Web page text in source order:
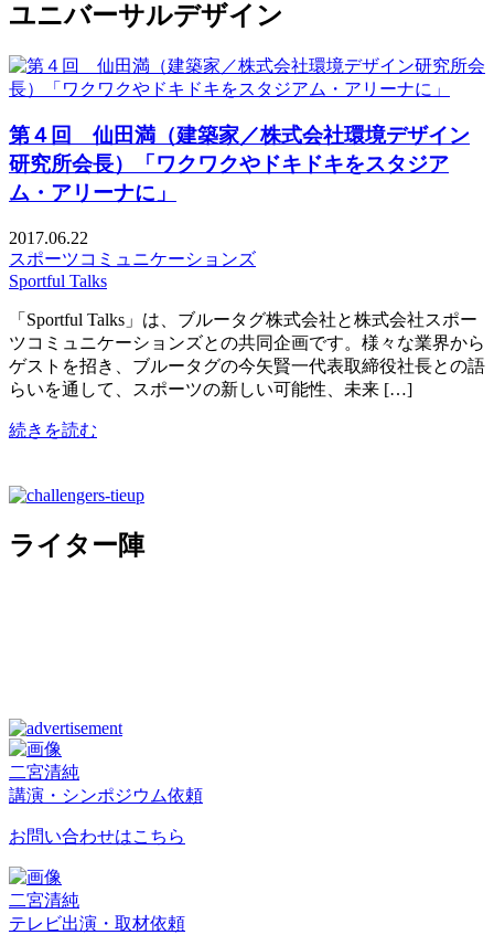
ユニバーサルデザイン
第４回 仙田満（建築家／株式会社環境デザイン
研究所会長）「ワクワクやドキドキをスタジア
ム・アリーナに」
2017.06.22
スポーツコミュニケーションズ
Sportful Talks
「Sportful Talks」は、ブルータグ株式会社と株式会社スポー
ツコミュニケーションズとの共同企画です。様々な業界から
ゲストを招き、ブルータグの今矢賢一代表取締役社長との語
らいを通して、スポーツの新しい可能性、未来 […]
続きを読む
ライター陣
二宮清純
講演・シンポジウム依頼
お問い合わせはこちら
二宮清純
テレビ出演・取材依頼